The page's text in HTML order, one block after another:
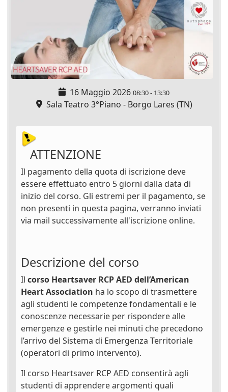
16 Maggio 2026 08:30- 13:30
Sala Teatro 3°Piano - Borgo Lares (TN)
ATTENZIONE
Il pagamento della quota di iscrizione deve
essere effettuato entro 5 giorni dalla data di
inizio del corso. Gli estremi per il pagamento, se
non presenti in questa pagina, verranno inviati
via mail successivamente all'iscrizione online.
Descrizione del corso
Il corso Heartsaver RCP AED dell’American
Heart Association ha lo scopo di trasmettere
agli studenti le competenze fondamentali e le
conoscenze necessarie per rispondere alle
emergenze e gestirle nei minuti che precedono
l’arrivo del Sistema di Emergenza Territoriale
(operatori di primo intervento).
Il corso Heartsaver RCP AED consentirà agli
studenti di apprendere argomenti quali